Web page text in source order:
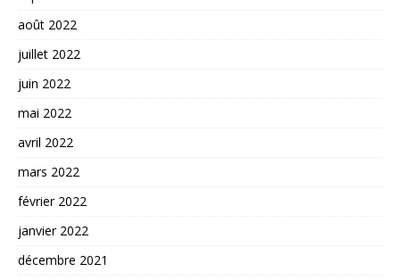
août 2022
juillet 2022
juin 2022
mai 2022
avril 2022
mars 2022
février 2022
janvier 2022
décembre 2021